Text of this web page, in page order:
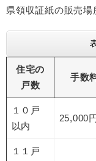
県領収証紙の販売場
住宅の
戸数
手数
１０戸
以内
25,000
１１戸